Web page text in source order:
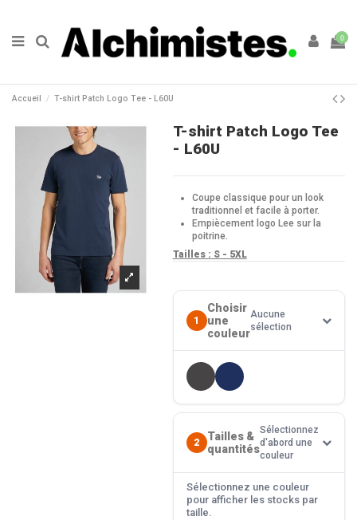
0
Accueil T-shirt Patch Logo Tee - L60U
T-shirt Patch Logo Tee
- L60U
Coupe classique pour un look
traditionnel et facile à porter.
Empiècement logo Lee sur la
poitrine.
Tailles : S - 5XL
1
Choisir
une
couleur
Aucune
sélection
2
Tailles &
quantités
Sélectionnez
d'abord une
couleur
Sélectionnez une couleur
pour afficher les stocks par
taille.